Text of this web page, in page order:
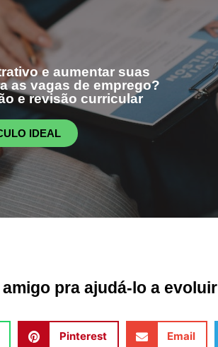
e aumentar suas
as vagas de emprego?
e revisão curricular
IDEAL
pra ajudá-lo a evoluir
Pinterest Email